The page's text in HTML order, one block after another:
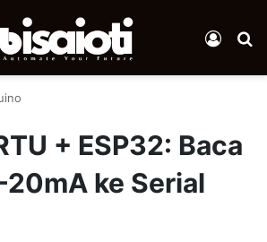
Log In
+ ESP32: Baca
ke Serial